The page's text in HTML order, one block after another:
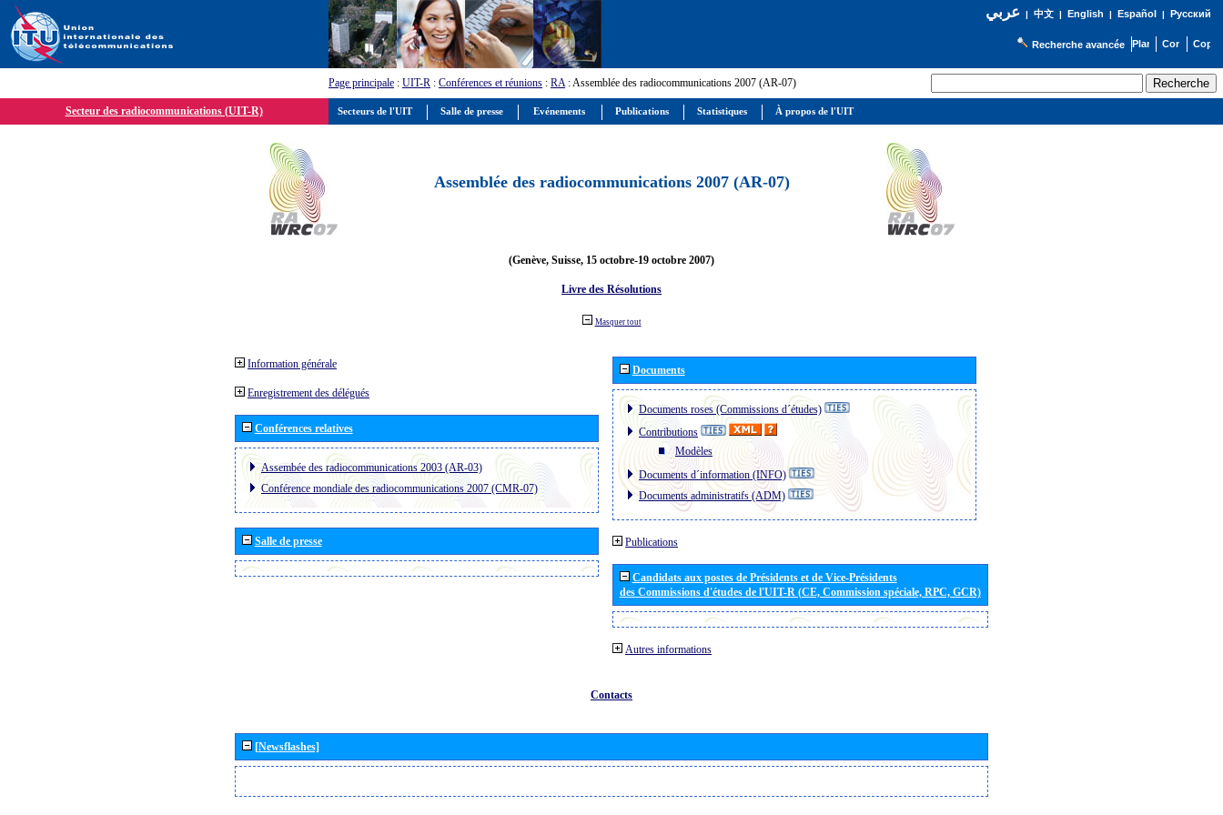
عربي| 中文| English | Español | Русский
Recherche avancée
Page principale : UIT-R : Conférences et réunions : RA: Assemblée des radiocommunications 2007 (AR-07)
Secteur des radiocommunications (UIT-R)
Assemblée des radiocommunications 2007 (AR-07)
(Genève, Suisse, 15 octobre-19 octobre 2007)
Livre des Résolutions
Masquer tout
Information générale
Enregistrement des délégués
Conférences relatives
Assembée des radiocommunications 2003 (AR-03)
Conférence mondiale des radiocommunications 2007 (CMR-07)
Salle de presse
Documents
Documents roses (Commissions d´études)
Contributions
Modèles
Documents d´information (INFO)
Documents administratifs (ADM)
Publications
Candidats aux postes de Présidents et de Vice-Présidents
des Commissions d'études de l'UIT-R (CE, Commission spéciale, RPC, GCR)
Autres informations
Contacts
[Newsflashes]
Secteurs de l'UIT Salle de presse Evénements Publications Statistiques À propos de l'UIT